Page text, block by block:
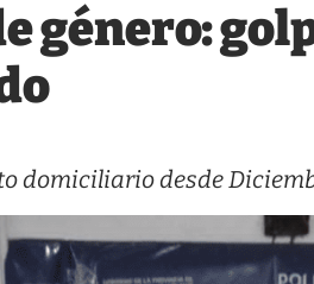
género:
domiciliario desde